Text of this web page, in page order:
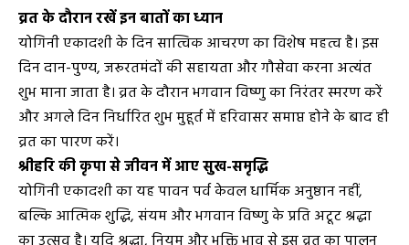
व्रत के दौरान रखें इन बातों का ध्यान
योगिनी एकादशी के दिन सात्विक आचरण का विशेष महत्व है। इस
दिन दान-पुण्य, जरूरतमंदों की सहायता और गौसेवा करना अत्यंत
शुभ माना जाता है। व्रत के दौरान भगवान विष्णु का निरंतर स्मरण करें
और अगले दिन निर्धारित शुभ मुहूर्त में हरिवासर समाप्त होने के बाद ही
व्रत का पारण करें।
श्रीहरि की कृपा से जीवन में आए सुख-समृद्धि
योगिनी एकादशी का यह पावन पर्व केवल धार्मिक अनुष्ठान नहीं,
बल्कि आत्मिक शुद्धि, संयम और भगवान विष्णु के प्रति अटूट श्रद्धा